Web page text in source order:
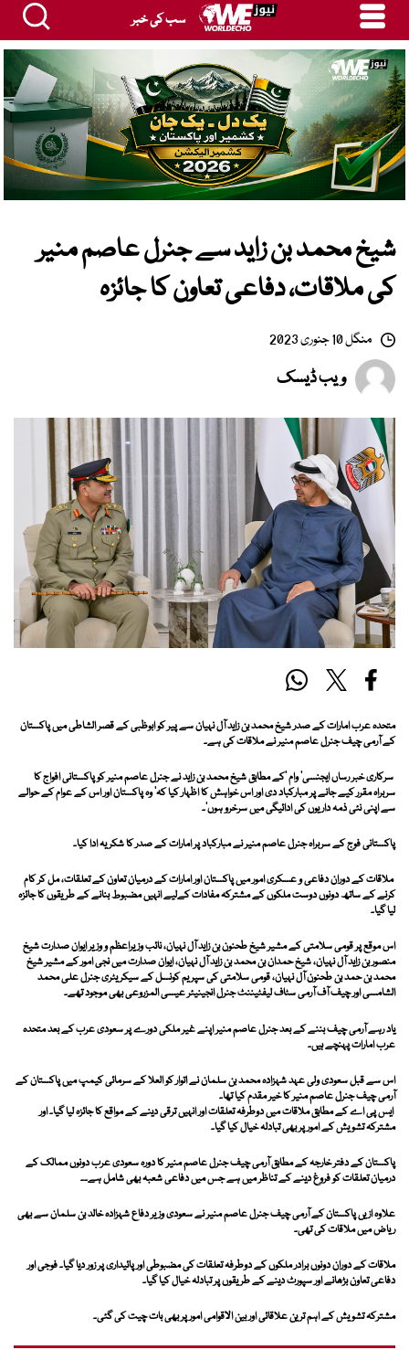
سب کی خبر
شیخ محمد بن زاید سے جنرل عاصم منیر
کی ملاقات، دفاعی تعاون کا جائزہ
منگل 10 جنوری 2023
ویب ڈیسک
متحدہ عرب امارات کے صدر شیخ محمد بن زاید آل نہیان سے پیر کو ابوظبی کے قصر الشاطی میں پاکستان
کے آرمی چیف جنرل عاصم منیر نے ملاقات کی ہے۔
سرکاری خبر رساں ایجنسی’ وام ‘کے مطابق شیخ محمد بن زاید نے جنرل عاصم منیر کو پاکستانی افواج کا
سربراہ مقرر کیے جانے پر مبارکباد دی اور اس خواہش کا اظہار کیا کہ’ وہ پاکستان اور اس کے عوام کے حوالے
سے اپنی نئی ذمہ داریوں کی ادائیگی میں سرخرو ہوں‘۔
پاکستانی فوج کے سربراہ جنرل عاصم منیر نے مبارکباد پر امارات کے صدر کا شکریہ ادا کیا۔
ملاقات کے دوران دفاعی و عسکری امور میں پاکستان اور امارات کے درمیان تعاون کے تعلقات، مل کر کام
کرنے کے ساتھ دونوں دوست ملکوں کے مشترکہ مفادات کےلیے انہیں مضبوط بنانے کے طریقوں کا جائزہ
لیا گیا۔
اس موقع پر قومی سلامتی کے مشیر شیخ طحنون بن زاید آل نہیان، نائب وزیراعظم و وزیر ایوان صدارت شیخ
منصور بن زاید آل نہیان، شیخ حمدان بن محمد بن زاید آل نہیان، ایوان صدارت میں نجی امور کے مشیر شیخ
محمد بن حمد بن طحنون آل نہیان، قومی سلامتی کی سپریم کونسل کے سیکریٹری جنرل علی محمد
الشامسی اور چیف آف آرمی سٹاف لیفٹیننٹ جنرل انجینیئر عیسی المزروعی بھی موجود تھے۔
یاد رہے آرمی چیف بننے کے بعد جنرل عاصم منیر اپنے غیر ملکی دورے پر سعودی عرب کے بعد متحدہ
عرب امارات پہنچے ہیں۔
اس سے قبل سعودی ولی عہد شہزادہ محمد بن سلمان نے اتوار کو العلا کے سرمائی کیمپ میں پاکستان کے
آرمی چیف جنرل عاصم منیر کا خیر مقدم کیا تھا۔
ایس پی اے کے مطابق ملاقات میں دوطرفہ تعلقات اور انہیں ترقی دینے کے مواقع کا جائزہ لیا گیا۔ اور
مشترکہ تشویش کے امور پر بھی تبادلہ خیال کیا گیا۔
پاکستان کے دفتر خارجہ کے مطابق آرمی چیف جنرل عاصم منیر کا دورہ سعودی عرب دونوں ممالک کے
درمیان تعلقات کو فروغ دینے کے تناظر میں ہے جس میں دفاعی شعبہ بھی شامل ہے۔۔
علاوہ ازیں پاکستان کے آرمی چیف جنرل عاصم منیر نے سعودی وزیر دفاع شہزادہ خالد بن سلمان سے بھی
ریاض میں ملاقات کی تھی۔
ملاقات کے دوران دونوں برادر ملکوں کے دوطرفہ تعلقات کی مضبوطی اور پائیداری پر زور دیا گیا۔ فوجی اور
دفاعی تعاون بڑھانے اور سپورٹ دینے کے طریقوں پر تبادلہ خیال کیا گیا۔
مشترکہ تشویش کے اہم ترین علاقائی اور بین الاقوامی امور پر بھی بات چیت کی گئی۔